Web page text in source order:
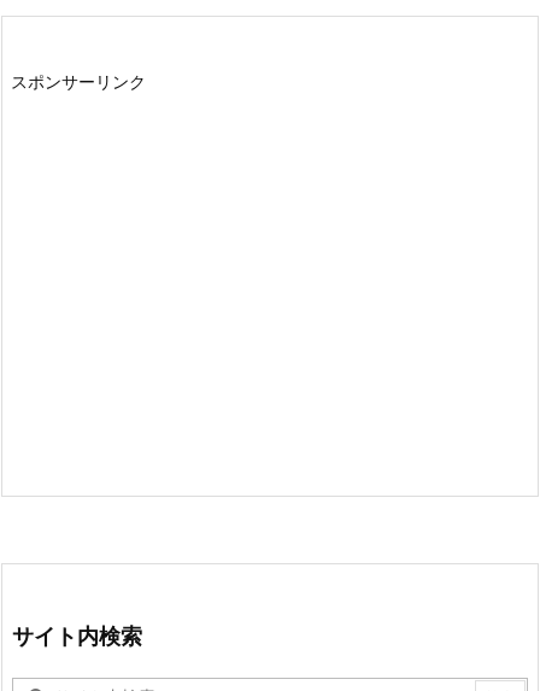
スポンサーリンク
サイト内検索